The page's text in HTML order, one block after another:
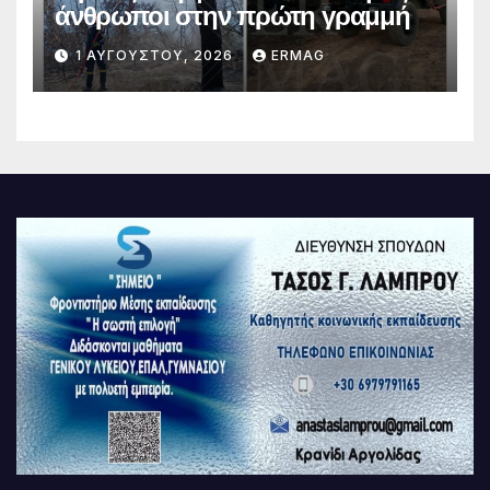
άνθρωποι στην πρώτη γραμμή
1 ΑΥΓΟΎΣΤΟΥ, 2026 ERMAG